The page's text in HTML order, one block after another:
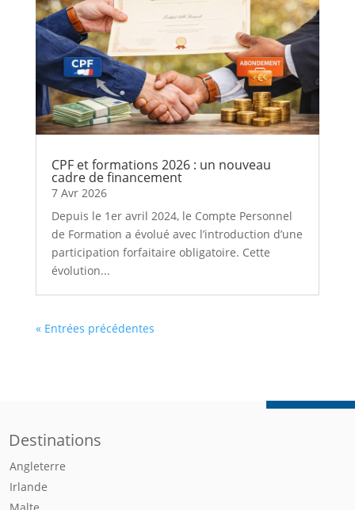
CPF et formations 2026 : un nouveau
cadre de financement
7 Avr 2026
Depuis le 1er avril 2024, le Compte Personnel
de Formation a évolué avec l’introduction d’une
participation forfaitaire obligatoire. Cette
évolution...
« Entrées précédentes
Destinations
Angleterre
Irlande